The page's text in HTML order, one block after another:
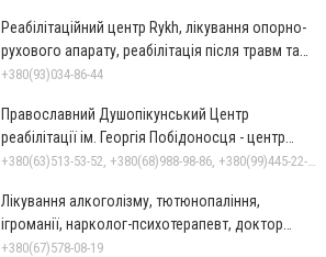
Реабілітаційний центр Rykh, лікування опорно-
рухового апарату, реабілітація після травм та
операцій
+380(93)034-86-44
Православний Душопікунський Центр
реабілітації ім. Георгія Побідоносця - центр
лікування
Лікування алкоголізму, тютюнопаління,
ігроманії, нарколог-психотерапевт, доктор
Голобурда А.В.
+380(67)578-08-19